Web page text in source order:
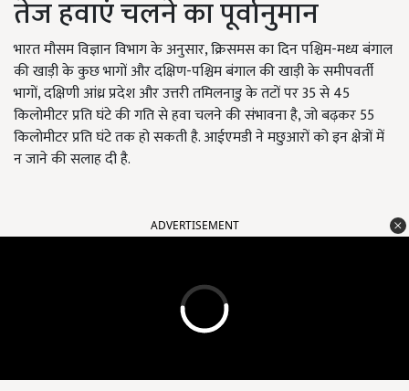
तेज हवाएं चलने का पूर्वानुमान
भारत मौसम विज्ञान विभाग के अनुसार, क्रिसमस का दिन पश्चिम-मध्य बंगाल
की खाड़ी के कुछ भागों और दक्षिण-पश्चिम बंगाल की खाड़ी के समीपवर्ती
भागों, दक्षिणी आंध्र प्रदेश और उत्तरी तमिलनाडु के तटों पर 35 से 45
किलोमीटर प्रति घंटे की गति से हवा चलने की संभावना है, जो बढ़कर 55
किलोमीटर प्रति घंटे तक हो सकती है. आईएमडी ने मछुआरों को इन क्षेत्रों में
न जाने की सलाह दी है.
ADVERTISEMENT